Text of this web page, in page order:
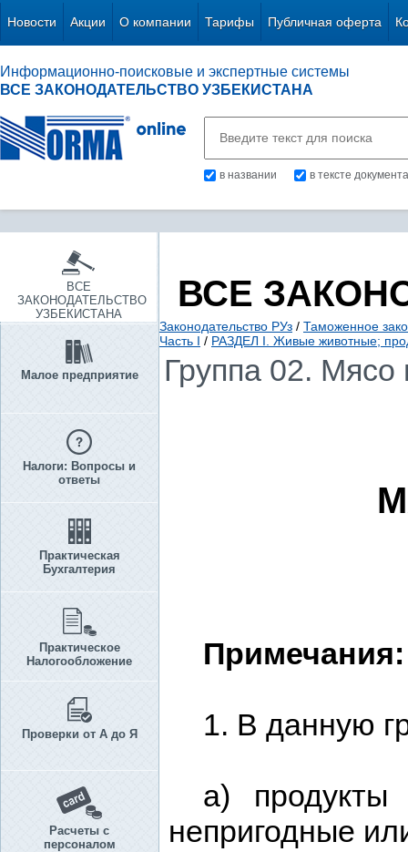
Новости Акции О компании Тарифы Публичная оферта
Информационно-поисковые и экспертные системы
ВСЕ ЗАКОНОДАТЕЛЬСТВО УЗБЕКИСТАНА
в названии в тексте документа
ВСЕ
ЗАКОНОДАТЕЛЬСТВО
УЗБЕКИСТАНА
Малое предприятие
Налоги: Вопросы и
ответы
Практическая
Бухгалтерия
Практическое
Налогообложение
Проверки от А до Я
Расчеты с
персоналом
ВСЕ
Законодательство РУз / Таможенное
Часть I / РАЗДЕЛ I. Живые животные;
Группа 02.
Примечания:
1. В данную
а)
непригодные